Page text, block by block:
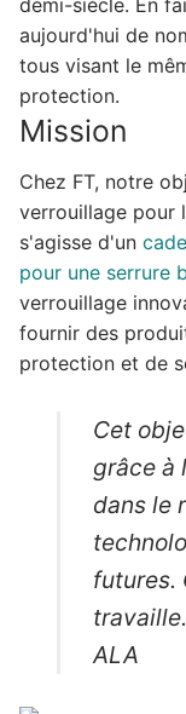
demi-siècle. En
aujourd'hui de
tous visant le
protection.
Mission
Chez FT, notre
verrouillage pour
s'agisse d'un
pour une serrure
verrouillage
fournir des
protection et de
Cet
grâce à
dans le
futures.
travaille.
ALA